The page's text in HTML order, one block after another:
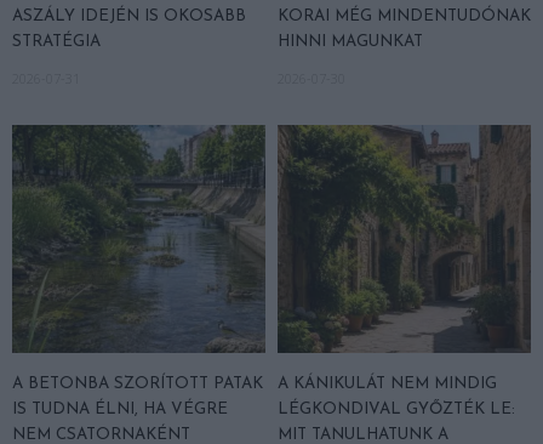
ASZÁLY IDEJÉN IS OKOSABB
STRATÉGIA
KORAI MÉG MINDENTUDÓNAK
HINNI MAGUNKAT
A BETONBA SZORÍTOTT PATAK
IS TUDNA ÉLNI, HA VÉGRE
NEM CSATORNAKÉNT
A KÁNIKULÁT NEM MINDIG
LÉGKONDIVAL GYŐZTÉK LE:
MIT TANULHATUNK A